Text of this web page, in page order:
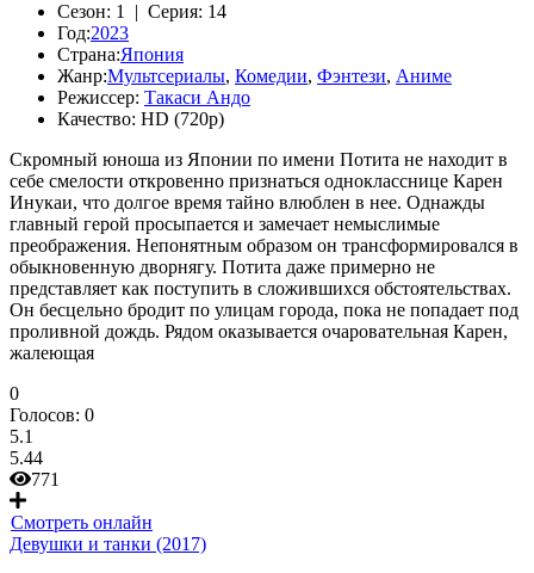
Сезон: 1 | Серия: 14
Год:2023
Страна:Япония
Жанр:Мультсериалы, Комедии, Фэнтези, Аниме
Режиссер: Такаси Андо
Качество: HD (720p)
Скромный юноша из Японии по имени Потита не находит в
себе смелости откровенно признаться однокласснице Карен
Инукаи, что долгое время тайно влюблен в нее. Однажды
главный герой просыпается и замечает немыслимые
преображения. Непонятным образом он трансформировался в
обыкновенную дворнягу. Потита даже примерно не
представляет как поступить в сложившихся обстоятельствах.
Он бесцельно бродит по улицам города, пока не попадает под
проливной дождь. Рядом оказывается очаровательная Карен,
жалеющая
0
Голосов: 0
5.1
5.44
771
Смотреть онлайн
Девушки и танки (2017)